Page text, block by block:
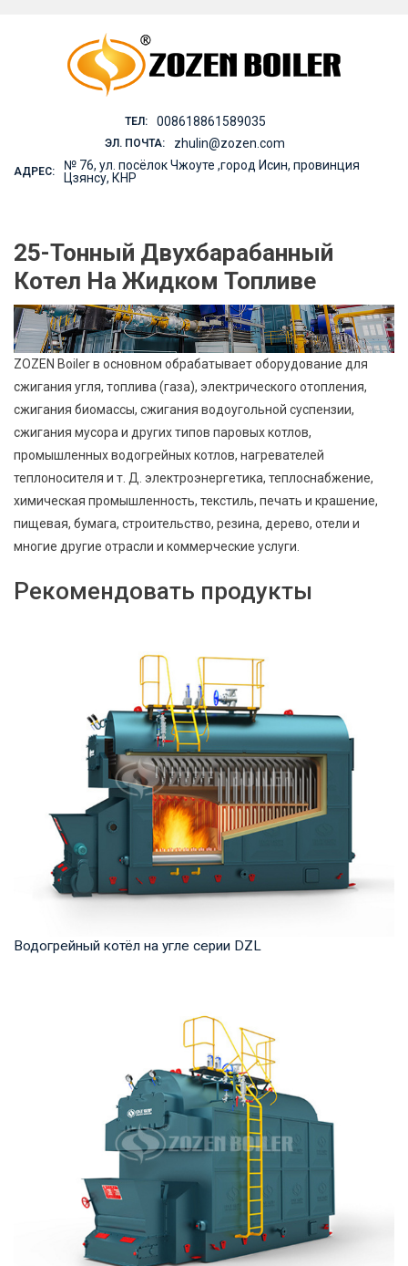
ТЕЛ: 008618861589035
ЭЛ. ПОЧТА: zhulin@zozen.com
АДРЕС:
№ 76, ул. посёлок Чжоуте ,город Исин, провинция
Цзянсу, КНР
25-Тонный Двухбарабанный
Котел На Жидком Топливе
ZOZEN Boiler в основном обрабатывает оборудование для
сжигания угля, топлива (газа), электрического отопления,
сжигания биомассы, сжигания водоугольной суспензии,
сжигания мусора и других типов паровых котлов,
промышленных водогрейных котлов, нагревателей
теплоносителя и т. Д. электроэнергетика, теплоснабжение,
химическая промышленность, текстиль, печать и крашение,
пищевая, бумага, строительство, резина, дерево, отели и
многие другие отрасли и коммерческие услуги.
Рекомендовать продукты
Водогрейный котёл на угле серии DZL
мощность продукта: 1,4 -14 МВт Температур...